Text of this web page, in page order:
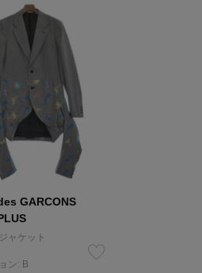
GARCONS
ャケット
ン: B